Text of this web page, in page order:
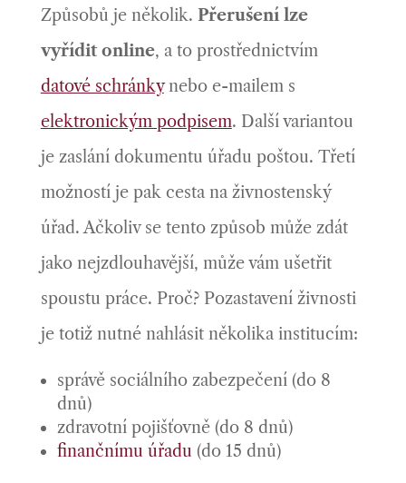
Způsobů je několik. Přerušení lze
vyřídit online, a to prostřednictvím
datové schránkynebo e-mailem s
elektronickým podpisem. Další variantou
je zaslání dokumentu úřadu poštou. Třetí
možností je pak cesta na živnostenský
úřad. Ačkoliv se tento způsob může zdát
jako nejzdlouhavější, může vám ušetřit
spoustu práce. Proč? Pozastavení živnosti
je totiž nutné nahlásit několika institucím:
správě sociálního zabezpečení (do 8
dnů)
zdravotní pojišťovně (do 8 dnů)
finančnímu úřadu (do 15 dnů)